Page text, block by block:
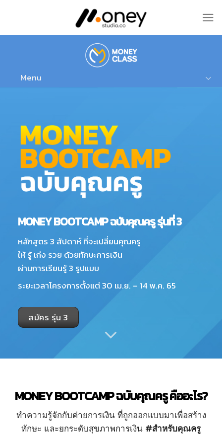
content
Menu
MONEY BOOTCAMP ฉบับคุณครู รุ่นที่ 3
หลักสูตร 3 สัปดาห์ ที่จะเปลี่ยนคุณครู
ให้ รู้ เก่ง รวย ด้วยทักษะการเงิน
ผ่านการเรียนรู้ 3 รูปแบบ
ระยะเวลาโครงการตั้งแต่ 30 เม.ย. – 14 พ.ค. 65
สมัคร รุ่น 3
MONEY BOOTCAMP ฉบับคุณครู คืออะไร?
ทำความรู้จักกับค่ายการเงิน ที่ถูกออกแบบมาเพื่อสร้าง
ทักษะ และยกระดับสุขภาพการเงิน #สำหรับคุณครู